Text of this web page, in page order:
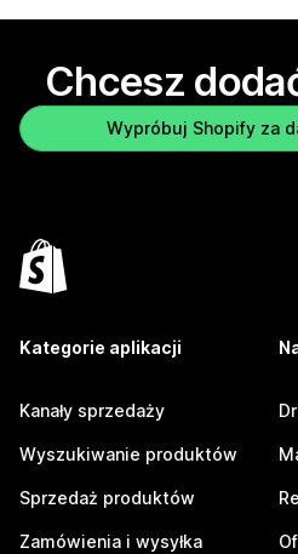
Chcesz
Wypróbuj Shopify za
Kategorie aplikacji
Kanały sprzedaży
Wyszukiwanie produktów
Sprzedaż produktów
Zamówienia i wysyłka